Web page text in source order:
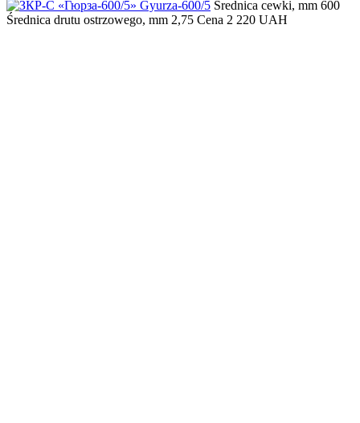
Gyurza-600/5 Średnica cewki, mm 600
Średnica drutu ostrzowego, mm 2,75 Cena 2 220 UAH